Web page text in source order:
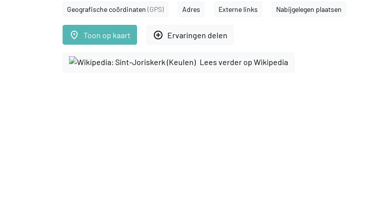
Geografische coördinaten (GPS) Adres Externe links Nabijgelegen plaatsen
place Toon op kaart add_circle_outline Ervaringen delen
Lees verder op Wikipedia